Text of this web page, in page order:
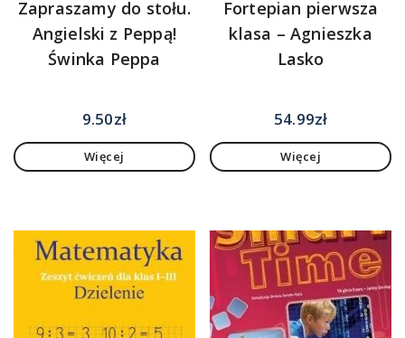
Zapraszamy do stołu.
Angielski z Peppą!
Świnka Peppa
9.50zł
Więcej
Fortepian pierwsza
klasa – Agnieszka
Lasko
54.99zł
Więcej